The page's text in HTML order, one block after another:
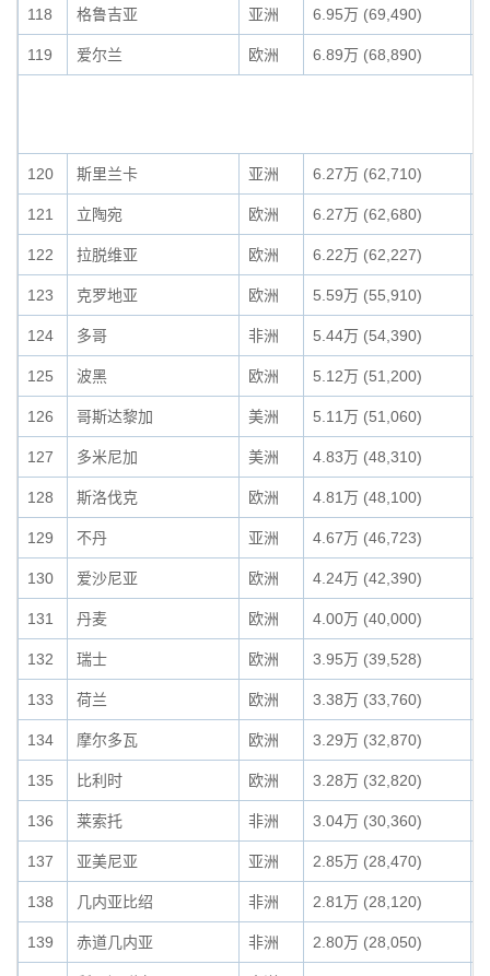
118 格鲁吉亚 亚洲 6.95万 (69,490)
119 爱尔兰 欧洲 6.89万 (68,890)
120 斯里兰卡 亚洲 6.27万 (62,710)
121 立陶宛 欧洲 6.27万 (62,680)
122 拉脱维亚 欧洲 6.22万 (62,227)
123 克罗地亚 欧洲 5.59万 (55,910)
124 多哥 非洲 5.44万 (54,390)
125 波黑 欧洲 5.12万 (51,200)
126 哥斯达黎加 美洲 5.11万 (51,060)
127 多米尼加 美洲 4.83万 (48,310)
128 斯洛伐克 欧洲 4.81万 (48,100)
129 不丹 亚洲 4.67万 (46,723)
130 爱沙尼亚 欧洲 4.24万 (42,390)
131 丹麦 欧洲 4.00万 (40,000)
132 瑞士 欧洲 3.95万 (39,528)
133 荷兰 欧洲 3.38万 (33,760)
134 摩尔多瓦 欧洲 3.29万 (32,870)
135 比利时 欧洲 3.28万 (32,820)
136 莱索托 非洲 3.04万 (30,360)
137 亚美尼亚 亚洲 2.85万 (28,470)
138 几内亚比绍 非洲 2.81万 (28,120)
139 赤道几内亚 非洲 2.80万 (28,050)